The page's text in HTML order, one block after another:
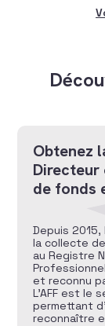
Obtenez
de fonds
Depuis
la collecte
au Registre
et reconnu
L’AFF est le
permettant
reconnaître